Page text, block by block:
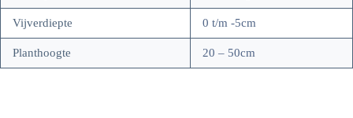
Vijverdiepte 0 t/m -5cm
Planthoogte 20 – 50cm